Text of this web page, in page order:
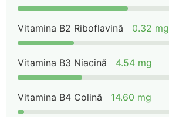
Vitamina B2 Riboflavină 0.32 mg
Vitamina B3 Niacină 4.54 mg
Vitamina B4 Colină 14.60 mg